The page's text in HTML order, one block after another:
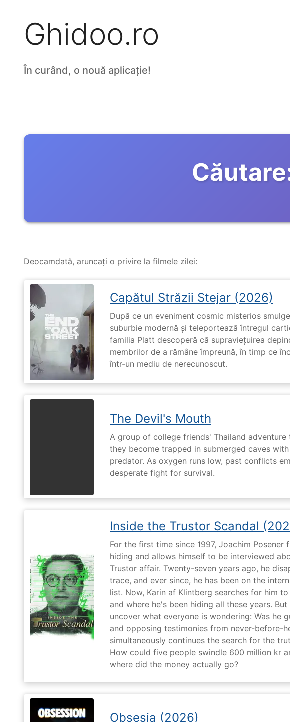
Ghidoo.ro
În curând, o nouă aplicație!
Deocamdată, aruncați o privire la filmele zilei:
Capătul Străzii Stejar (2026)
După ce un eveniment cosmic misterios
suburbie modernă și teleportează întregul
familia Platt descoperă că supraviețuirea
membrilor de a rămâne împreună, în timp ce
într-un mediu de nerecunoscut.
The Devil's Mouth
A group of college friends' Thailand adventure
they become trapped in submerged caves
predator. As oxygen runs low, past conflicts
desperate fight for survival.
Inside the Trustor Scandal
For the first time since 1997, Joachim Posener
hiding and allows himself to be interviewed
Trustor affair. Twenty-seven years ago, he
trace, and ever since, he has been on the
list. Now, Karin af Klintberg searches for him
and where he's been hiding all these years.
uncover what everyone is wondering: Was he
and opposing testimonies from never-before-
simultaneously continues the search for the
How could five people swindle 600 million kr
where did the money actually go?
Obsesia (2026)